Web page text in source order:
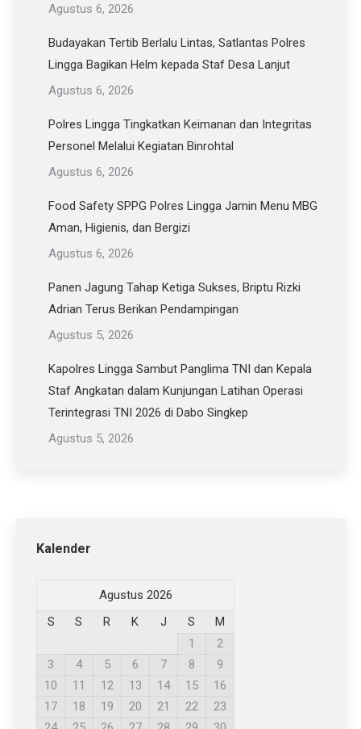
Agustus 6, 2026
Budayakan Tertib Berlalu Lintas, Satlantas Polres
Lingga Bagikan Helm kepada Staf Desa Lanjut
Agustus 6, 2026
Polres Lingga Tingkatkan Keimanan dan Integritas
Personel Melalui Kegiatan Binrohtal
Agustus 6, 2026
Food Safety SPPG Polres Lingga Jamin Menu MBG
Aman, Higienis, dan Bergizi
Agustus 6, 2026
Panen Jagung Tahap Ketiga Sukses, Briptu Rizki
Adrian Terus Berikan Pendampingan
Agustus 5, 2026
Kapolres Lingga Sambut Panglima TNI dan Kepala
Staf Angkatan dalam Kunjungan Latihan Operasi
Terintegrasi TNI 2026 di Dabo Singkep
Agustus 5, 2026
Kalender
Agustus 2026
S
S R K J S
M
1
2
3
4 5 6 7 8
9
10
11 12 13 14 15
16
17
18 19 20 21 22
23